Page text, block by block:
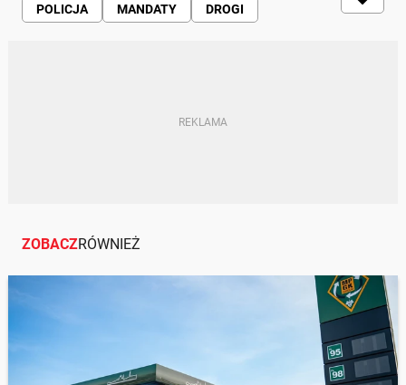
POLICJA MANDATY
DROGI
ZOBACZRÓWNIEŻ